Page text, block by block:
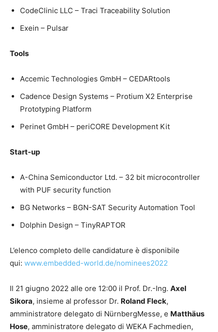
CodeClinic LLC – Traci Traceability Solution
Exein – Pulsar
Tools
Accemic Technologies GmbH – CEDARtools
Cadence Design Systems – Protium X2 Enterprise
Prototyping Platform
Perinet GmbH – periCORE Development Kit
Start-up
A-China Semiconductor Ltd. – 32 bit microcontroller
with PUF security function
BG Networks – BGN-SAT Security Automation Tool
Dolphin Design – TinyRAPTOR
L’elenco completo delle candidature è disponibile
qui: www.embedded-world.de/nominees2022
Il 21 giugno 2022 alle ore 12:00 il Prof. Dr.-Ing. Axel
Sikora, insieme al professor Dr. Roland Fleck,
amministratore delegato di NürnbergMesse, e Matthäus
Hose, amministratore delegato di WEKA Fachmedien,